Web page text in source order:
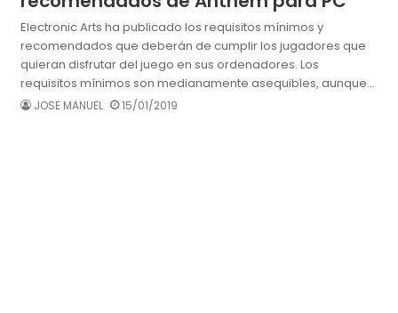
Electronic Arts ha publicado los requisitos mínimos y
recomendados que deberán de cumplir los jugadores que
quieran disfrutar del juego en sus ordenadores. Los
requisitos mínimos son medianamente asequibles, aunque…
JOSE MANUEL 15/01/2019